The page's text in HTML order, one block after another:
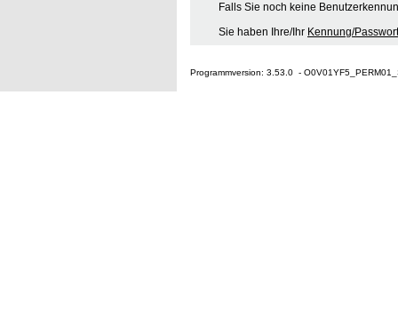
Falls Sie noch keine
Sie haben Ihre/Ihr Kennung/
Programmversion: 3.53.0 -